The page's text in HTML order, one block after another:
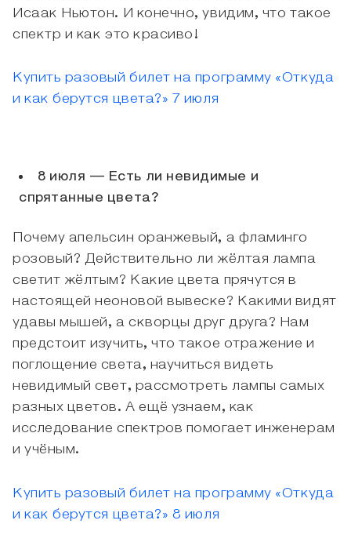
Исаак Ньютон. И конечно, увидим, что такое
спектр и как это красиво!
Купить разовый билет на программу «Откуда
и как берутся цвета?» 7 июля
8 июля — Есть ли невидимые и
спрятанные цвета?
Почему апельсин оранжевый, а фламинго
розовый? Действительно ли жёлтая лампа
светит жёлтым? Какие цвета прячутся в
настоящей неоновой вывеске? Какими видят
удавы мышей, а скворцы друг друга? Нам
предстоит изучить, что такое отражение и
поглощение света, научиться видеть
невидимый свет, рассмотреть лампы самых
разных цветов. А ещё узнаем, как
исследование спектров помогает инженерам
и учёным.
Купить разовый билет на программу «Откуда
и как берутся цвета?» 8 июля